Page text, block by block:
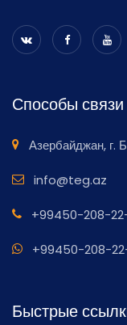
Способы связи
Азербайджан, г.
info@teg.az
+99450-208-
+99450-208-
Быстрые